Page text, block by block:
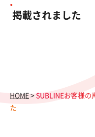
掲載されました
HOME > SUBLINEお客様の
た